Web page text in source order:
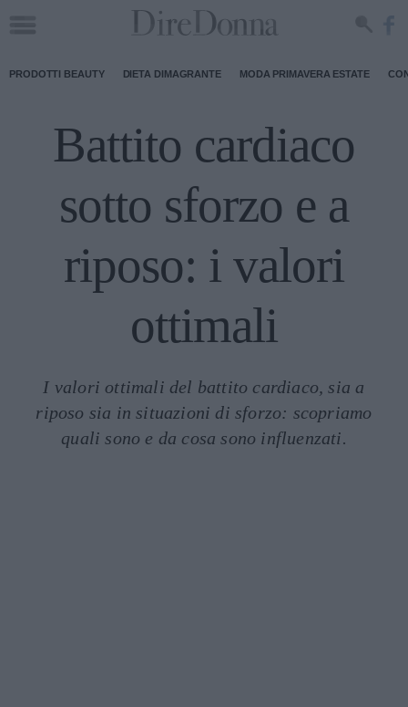
PRODOTTI BEAUTY DIETA DIMAGRANTE MODA PRIMAVERA ESTATE
Battito cardiaco
sotto sforzo e a
riposo: i valori
ottimali
I valori ottimali del battito cardiaco, sia a
riposo sia in situazioni di sforzo: scopriamo
quali sono e da cosa sono influenzati.